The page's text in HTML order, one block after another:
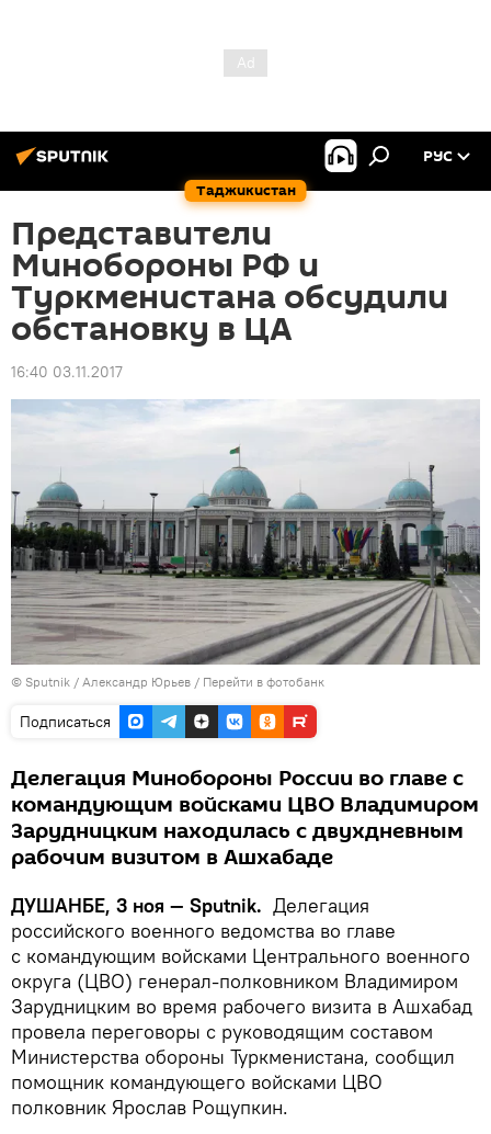
Таджикистан
РУС
Представители
Минобороны РФ и
Туркменистана обсудили
обстановку в ЦА
16:40 03.11.2017
© Sputnik / Александр Юрьев / Перейти в фотобанк
Подписаться
Делегация Минобороны России во главе с
командующим войсками ЦВО Владимиром
Зарудницким находилась с двухдневным
рабочим визитом в Ашхабаде
ДУШАНБЕ, 3 ноя — Sputnik. Делегация
российского военного ведомства во главе
с командующим войсками Центрального военного
округа (ЦВО) генерал-полковником Владимиром
Зарудницким во время рабочего визита в Ашхабад
провела переговоры с руководящим составом
Министерства обороны Туркменистана, сообщил
помощник командующего войсками ЦВО
полковник Ярослав Рощупкин.